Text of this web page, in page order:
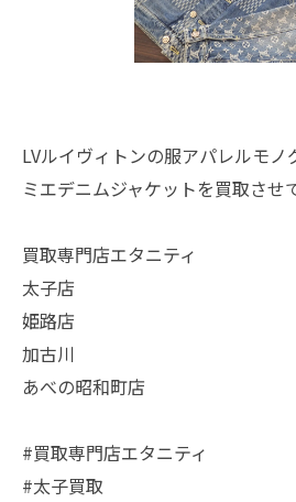
LVルイヴィトンの服アパレルモノ
ミエデニムジャケットを買取させ
買取専門店エタニティ
太子店
姫路店
加古川
あべの昭和町店
#買取専門店エタニティ
#太子買取